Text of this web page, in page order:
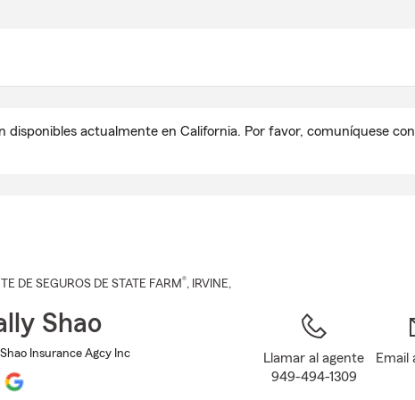
disponibles actualmente en California. Por favor, comuníquese
DE SEGUROS DE STATE FARM®, IRVINE,
Shao
Insurance Agcy Inc
Llamar al agente
949-494-1309
Email